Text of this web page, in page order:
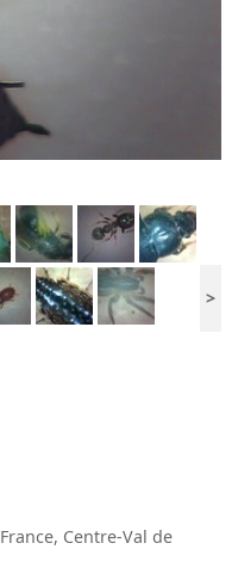
>
France, Centre-Val de